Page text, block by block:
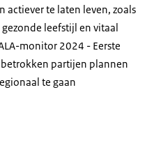
actiever te laten leven, zoals
leefstijl en vitaal
monitor 2024 - Eerste
partijen plannen
te gaan